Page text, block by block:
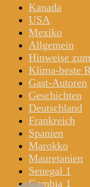
Kanada
USA
Mexiko
Allgemein
Hinweise
Klima-beste
Gast-Autoren
Geschichten
Deutschland
Frankreich
Spanien
Marokko
Mauretanien
Senegal 1
Gambia 1